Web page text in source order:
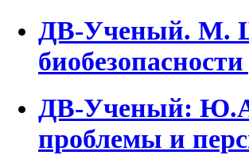
ДВ-Ученый. М.
ДВ-Ученый:
проблемы и